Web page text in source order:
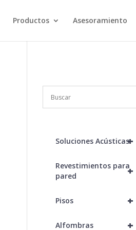
Productos Asesoramiento
+
Soluciones Acústicas
+
Revestimientos para
pared
+
Pisos
+
Alfombras